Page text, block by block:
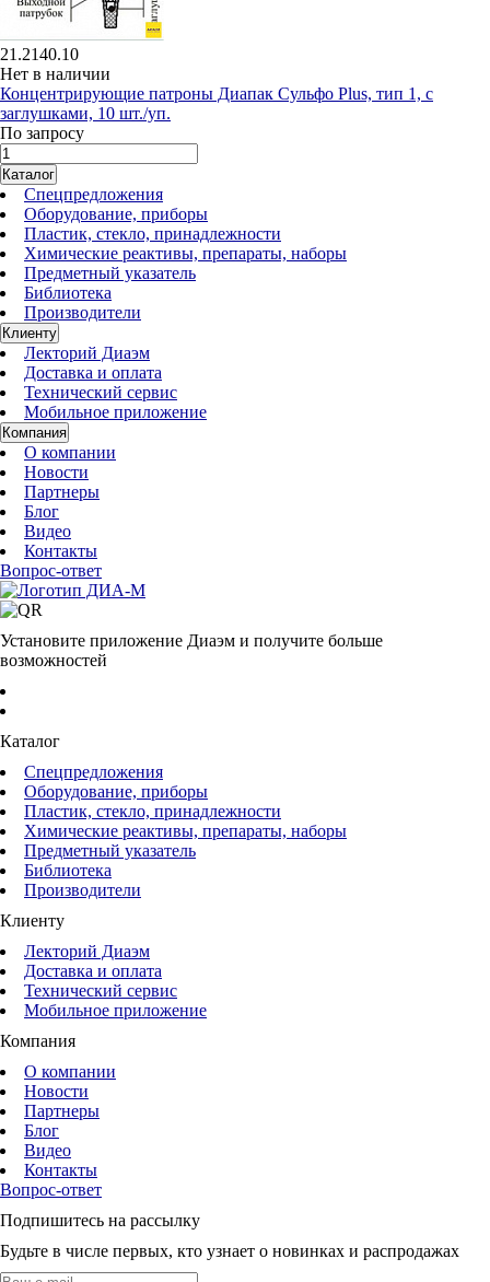
21.2140.10
Нет в наличии
Концентрирующие патроны Диапак Сульфо Plus, тип 1, с
заглушками, 10 шт./уп.
По запросу
Каталог
Спецпредложения
Оборудование, приборы
Пластик, стекло, принадлежности
Химические реактивы, препараты, наборы
Предметный указатель
Библиотека
Производители
Клиенту
Лекторий Диаэм
Доставка и оплата
Технический сервис
Мобильное приложение
Компания
О компании
Новости
Партнеры
Блог
Видео
Контакты
Вопрос-ответ
Установите приложение Диаэм и получите больше
возможностей
Каталог
Спецпредложения
Оборудование, приборы
Пластик, стекло, принадлежности
Химические реактивы, препараты, наборы
Предметный указатель
Библиотека
Производители
Клиенту
Лекторий Диаэм
Доставка и оплата
Технический сервис
Мобильное приложение
Компания
О компании
Новости
Партнеры
Блог
Видео
Контакты
Вопрос-ответ
Подпишитесь на рассылку
Будьте в числе первых, кто узнает о новинках и распродажах